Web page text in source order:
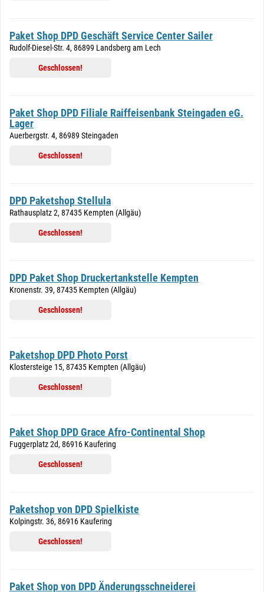
Paket Shop DPD Geschäft Service Center Sailer
Rudolf-Diesel-Str. 4, 86899 Landsberg am Lech
Geschlossen!
Paket Shop DPD Filiale Raiffeisenbank Steingaden eG.
Lager
Auerbergstr. 4, 86989 Steingaden
Geschlossen!
DPD Paketshop Stellula
Rathausplatz 2, 87435 Kempten (Allgäu)
Geschlossen!
DPD Paket Shop Druckertankstelle Kempten
Kronenstr. 39, 87435 Kempten (Allgäu)
Geschlossen!
Paketshop DPD Photo Porst
Klostersteige 15, 87435 Kempten (Allgäu)
Geschlossen!
Paket Shop DPD Grace Afro-Continental Shop
Fuggerplatz 2d, 86916 Kaufering
Geschlossen!
Paketshop von DPD Spielkiste
Kolpingstr. 36, 86916 Kaufering
Geschlossen!
Paket Shop von DPD Änderungsschneiderei